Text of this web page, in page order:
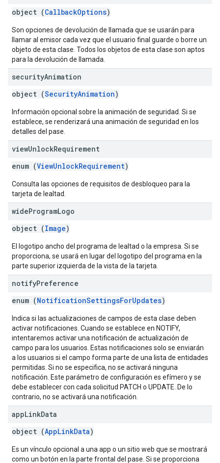
object (CallbackOptions)
Son opciones de devolución de llamada que se usarán para
llamar al emisor cada vez que el usuario final guarde o borre un
objeto de esta clase. Todos los objetos de esta clase son aptos
para la devolución de llamada.
securityAnimation
object (SecurityAnimation)
Información opcional sobre la animación de seguridad. Si se
establece, se renderizará una animación de seguridad en los
detalles del pase.
viewUnlockRequirement
enum (ViewUnlockRequirement)
Consulta las opciones de requisitos de desbloqueo para la
tarjeta de lealtad.
wideProgramLogo
object (Image)
El logotipo ancho del programa de lealtad o la empresa. Si se
proporciona, se usará en lugar del logotipo del programa en la
parte superior izquierda de la vista de la tarjeta.
notifyPreference
enum (NotificationSettingsForUpdates)
Indica si las actualizaciones de campos de esta clase deben
activar notificaciones. Cuando se establece en NOTIFY,
intentaremos activar una notificación de actualización de
campo para los usuarios. Estas notificaciones solo se enviarán
a los usuarios si el campo forma parte de una lista de entidades
permitidas. Si no se especifica, no se activará ninguna
notificación. Este parámetro de configuración es efímero y se
debe establecer con cada solicitud PATCH o UPDATE. De lo
contrario, no se activará una notificación.
appLinkData
object (AppLinkData)
Es un vínculo opcional a una app o un sitio web que se mostrará
como un botón en la parte frontal del pase. Si se proporciona